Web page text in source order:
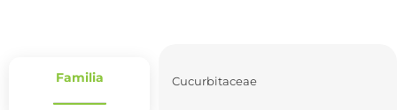
Familia Cucurbitaceae